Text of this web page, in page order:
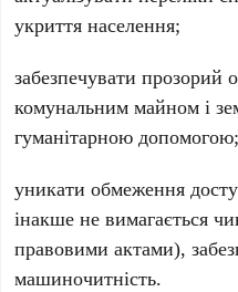
укриття населення;
забезпечувати прозорий
комунальним майном і
гуманітарною допомогою;
уникати обмеження
інакше не вимагається
правовими актами),
машиночитність.